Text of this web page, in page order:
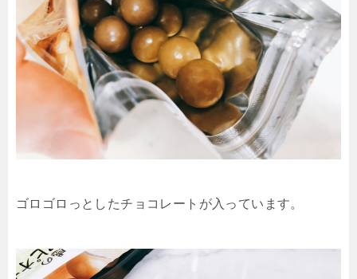
ゴロゴロっとしたチョコレートが入っています。